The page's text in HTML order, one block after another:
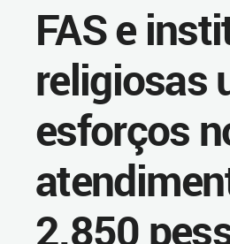
FAS e
religiosas
esforços
2.850